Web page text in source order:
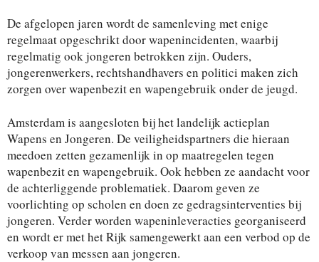
De afgelopen jaren wordt de samenleving met enige
regelmaat opgeschrikt door wapenincidenten, waarbij
regelmatig ook jongeren betrokken zijn. Ouders,
jongerenwerkers, rechtshandhavers en politici maken zich
zorgen over wapenbezit en wapengebruik onder de jeugd.
Amsterdam is aangesloten bij het landelijk actieplan
Wapens en Jongeren. De veiligheidspartners die hieraan
meedoen zetten gezamenlijk in op maatregelen tegen
wapenbezit en wapengebruik. Ook hebben ze aandacht voor
de achterliggende problematiek. Daarom geven ze
voorlichting op scholen en doen ze gedragsinterventies bij
jongeren. Verder worden wapeninleveracties georganiseerd
en wordt er met het Rijk samengewerkt aan een verbod op de
verkoop van messen aan jongeren.